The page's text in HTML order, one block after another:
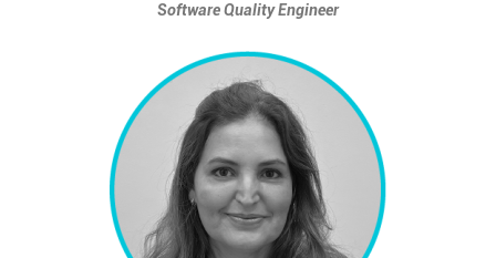
Software Quality Engineer